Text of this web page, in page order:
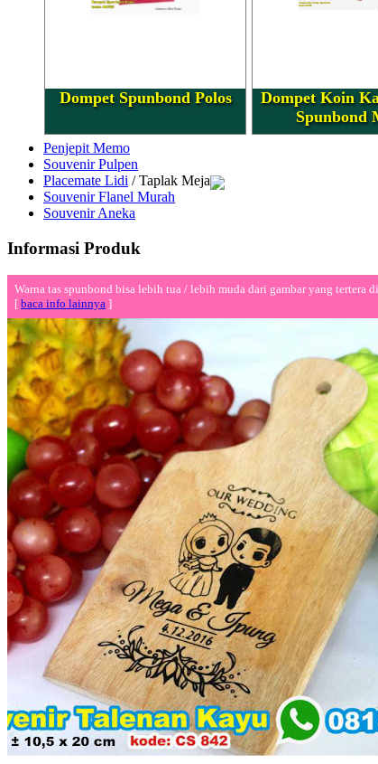
Dompet Spunbond Polos
Dompet Koin
Spunbond
Penjepit Memo
Souvenir Pulpen
Placemate Lidi / Taplak Meja
Souvenir Flanel Murah
Souvenir Aneka
Informasi Produk
Warna tas spunbond bisa lebih tua / lebih muda dari gambar yang tertera
[ baca info lainnya ]